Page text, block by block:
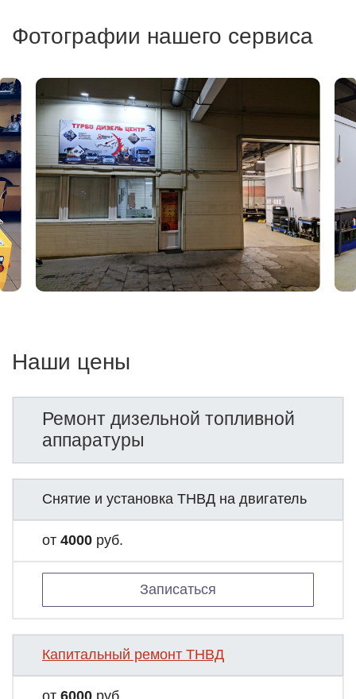
Фотографии нашего сервиса
Наши цены
Ремонт дизельной топливной
аппаратуры
Снятие и установка ТНВД на двигатель
от 4000 руб.
Записаться
Капитальный ремонт ТНВД